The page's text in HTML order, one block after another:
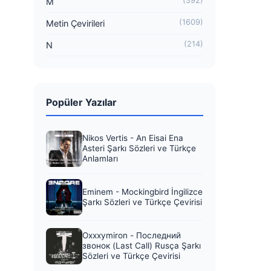
Metin Çevirileri (1609)
N (214)
Popüler Yazılar
Nikos Vertis - An Eisai Ena
Asteri Şarkı Sözleri ve Türkçe
Anlamları
Eminem - Mockingbird İngilizce
Şarkı Sözleri ve Türkçe Çevirisi
Oxxxymiron - Последний
звонок (Last Call) Rusça Şarkı
Sözleri ve Türkçe Çevirisi